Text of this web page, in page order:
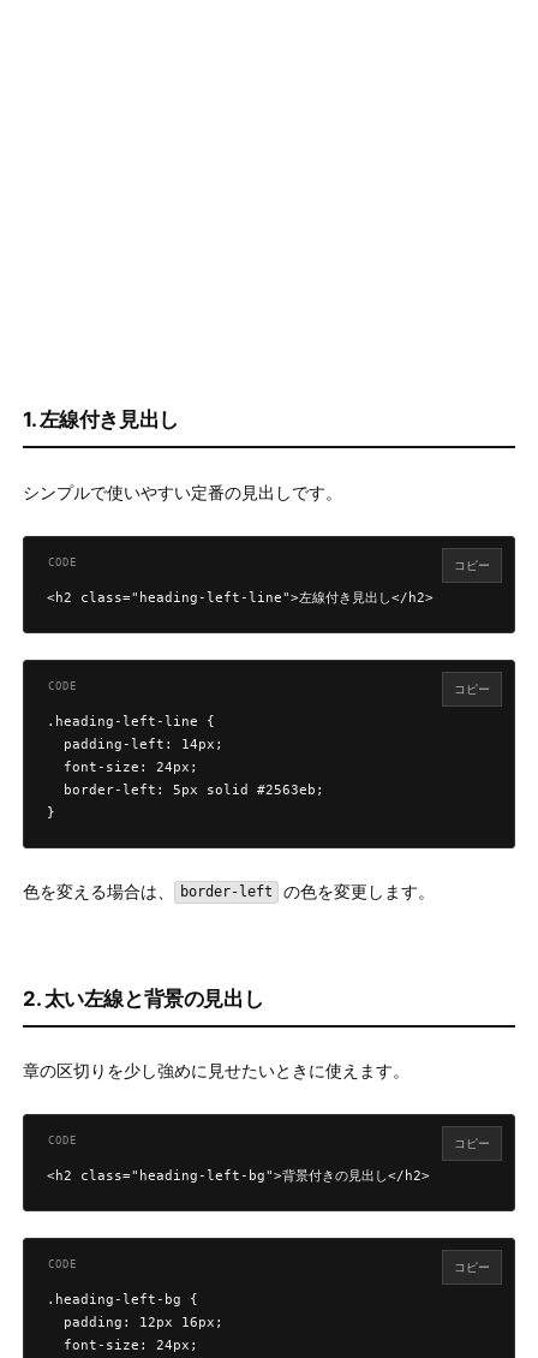
1. 左線付き見出し
シンプルで使いやすい定番の見出しです。
<h2 class="heading-left-line">左線付き見出し</h2>
コピー
.heading-left-line {
  padding-left: 14px;
  font-size: 24px;
  border-left: 5px solid #2563eb;
}
コピー
色を変える場合は、 border-left の色を変更します。
2. 太い左線と背景の見出し
章の区切りを少し強めに見せたいときに使えます。
<h2 class="heading-left-bg">背景付きの見出し</h2>
コピー
.heading-left-bg {
  padding: 12px 16px;
  font-size: 24px;
コピー